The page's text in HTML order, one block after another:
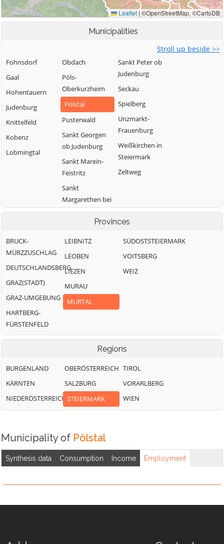
Municipalities
Stroll up beside >>
Fohnsdorf
Gaal
Hohentauern
Judenburg
Knittelfeld
Kobenz
Lobmingtal
Obdach
Pöls-
Oberkurzheim
Pölstal
Pusterwald
Sankt Georgen
ob Judenburg
Sankt Marein-
Feistritz
Sankt
Margarethen bei
Knittelfeld
Sankt Peter ob
Judenburg
Seckau
Spielberg
Unzmarkt-
Frauenburg
Weißkirchen in
Steiermark
Zeltweg
Provinces
BRUCK-
MÜRZZUSCHLAG
DEUTSCHLANDSBERG
GRAZ(STADT)
GRAZ-UMGEBUNG
HARTBERG-
FÜRSTENFELD
LEIBNITZ
LEOBEN
LIEZEN
MURAU
MURTAL
SÜDOSTSTEIERMARK
VOITSBERG
WEIZ
Regions
BURGENLAND
KÄRNTEN
NIEDERÖSTERREICH
OBERÖSTERREICH
SALZBURG
STEIERMARK
TIROL
VORARLBERG
WIEN
Municipality of Pölstal
Synthesis data Consumption Income Employment